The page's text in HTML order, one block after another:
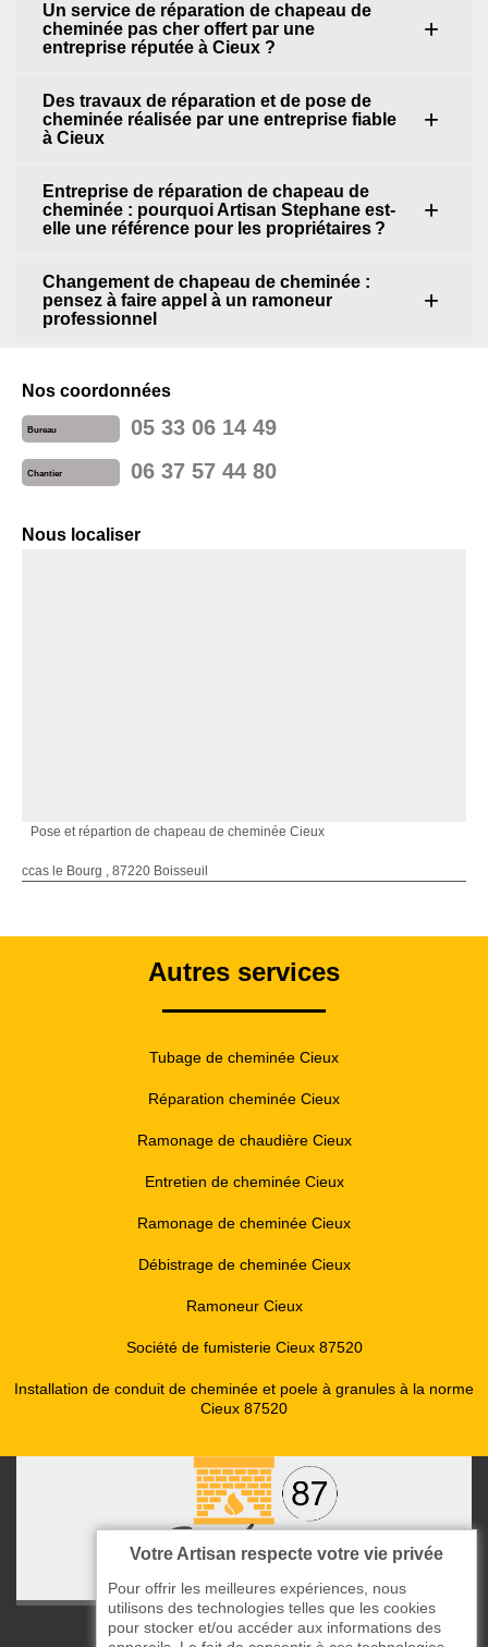
Un service de réparation de chapeau de
cheminée pas cher offert par une
entreprise réputée à Cieux ?
Des travaux de réparation et de pose de
cheminée réalisée par une entreprise fiable
à Cieux
Entreprise de réparation de chapeau de
cheminée : pourquoi Artisan Stephane est-
elle une référence pour les propriétaires ?
Changement de chapeau de cheminée :
pensez à faire appel à un ramoneur
professionnel
Nos coordonnées
Bureau 05 33 06 14 49
Chantier 06 37 57 44 80
Nous localiser
Pose et répartion de chapeau de cheminée Cieux
ccas le Bourg , 87220 Boisseuil
Autres services
Tubage de cheminée Cieux
Réparation cheminée Cieux
Ramonage de chaudière Cieux
Entretien de cheminée Cieux
Ramonage de cheminée Cieux
Débistrage de cheminée Cieux
Ramoneur Cieux
Société de fumisterie Cieux 87520
Installation de conduit de cheminée et poele à granules à la norme
Cieux 87520
ccas le Bourg
Votre Artisan respecte votre vie privée
Pour offrir les meilleures expériences, nous
utilisons des technologies telles que les cookies
pour stocker et/ou accéder aux informations des